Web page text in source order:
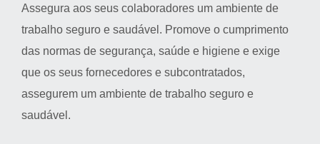
Assegura aos seus colaboradores um ambiente de
trabalho seguro e saudável. Promove o cumprimento
das normas de segurança, saúde e higiene e exige
que os seus fornecedores e subcontratados,
assegurem um ambiente de trabalho seguro e
saudável.